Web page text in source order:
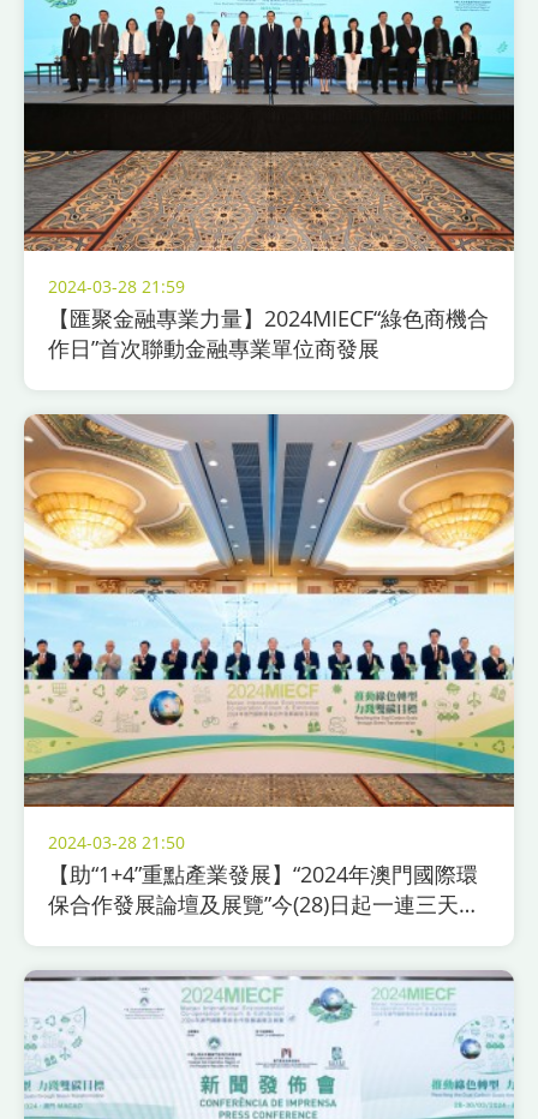
2024-03-28 21:59
【匯聚金融專業力量】2024MIECF“綠色商機合
作日”首次聯動金融專業單位商發展
2024-03-28 21:50
【助“1+4”重點產業發展】“2024年澳門國際環
保合作發展論壇及展覽”今(28)日起一連三天舉